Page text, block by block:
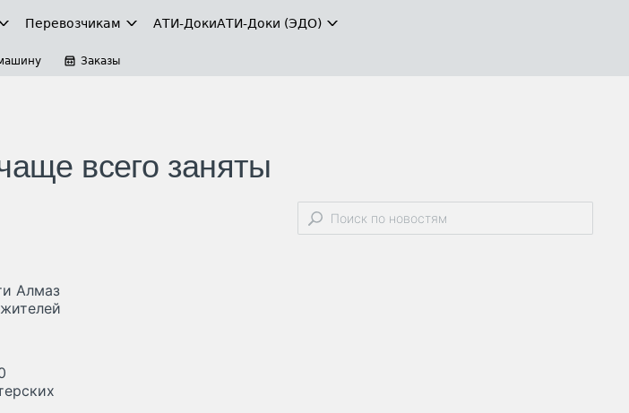
Перевозчикам АТИ-ДокиАТИ-Доки (ЭДО)
Заказы
всего заняты
Алмаз